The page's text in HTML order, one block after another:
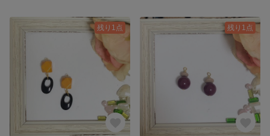
残り1点 残り1点